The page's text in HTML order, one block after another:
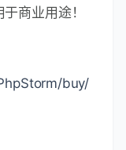
商业用途！
buy/